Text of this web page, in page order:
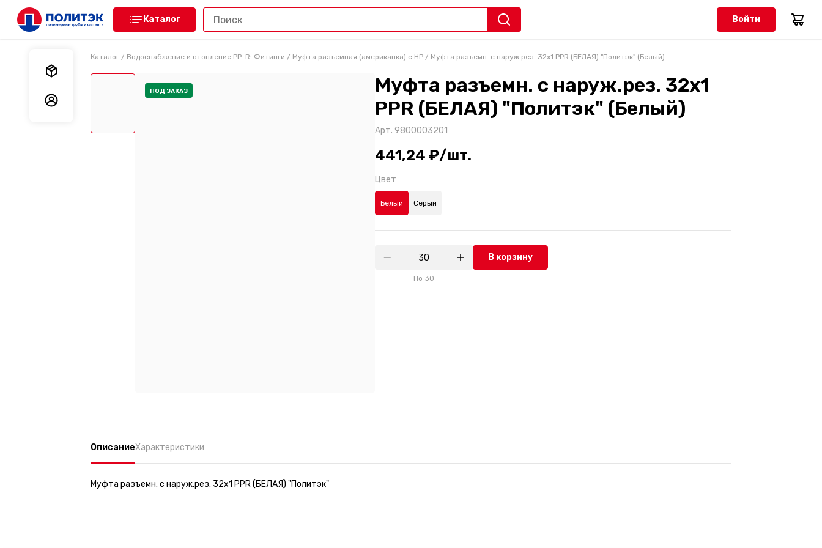
Каталог Войти
Каталог / Водоснабжение и отопление PP-R: Фитинги / Муфта разъемная (американка) с НР / Муфта разъемн. с наруж.рез. 32х1 PPR (БЕЛАЯ) "Политэк" (Белый)
ПОД ЗАКАЗ
Муфта разъемн. с наруж.рез. 32х1
PPR (БЕЛАЯ) "Политэк" (Белый)
Арт. 9800003201
441,24 ₽/шт.
Цвет
Белый Серый
По 30
В корзину
ОписаниеХарактеристики
Муфта разъемн. с наруж.рез. 32х1 PPR (БЕЛАЯ) "Политэк"